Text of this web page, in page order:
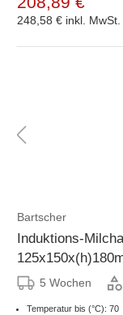
248,58 € inkl. MwSt.
Bartscher
Induktions-
5 Wochen
Temperatur bis (°C): 70